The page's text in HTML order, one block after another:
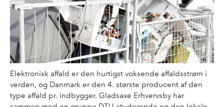
Elektronisk affald er den hurtigst voksende affaldsstrøm i
verden, og Danmark er den 4. største producent af den
type affald pr. indbygger. Gladsaxe Erhvervsby har